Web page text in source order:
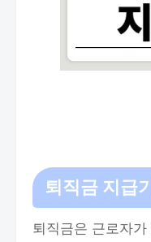
퇴직금 지급
퇴직금은 근로자